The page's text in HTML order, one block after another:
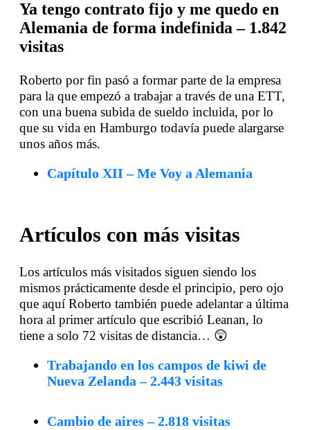
Ya tengo contrato fijo y me quedo en
Alemania de forma indefinida – 1.842
visitas
Roberto por fin pasó a formar parte de la empresa
para la que empezó a trabajar a través de una ETT,
con una buena subida de sueldo incluida, por lo
que su vida en Hamburgo todavía puede alargarse
unos años más.
Capítulo XII – Me Voy a Alemania
Artículos con más visitas
Los artículos más visitados siguen siendo los
mismos prácticamente desde el principio, pero ojo
que aquí Roberto también puede adelantar a última
hora al primer artículo que escribió Leanan, lo
tiene a solo 72 visitas de distancia… 😲
Trabajando en los campos de kiwi de
Nueva Zelanda – 2.443 visitas
Cambio de aires – 2.818 visitas